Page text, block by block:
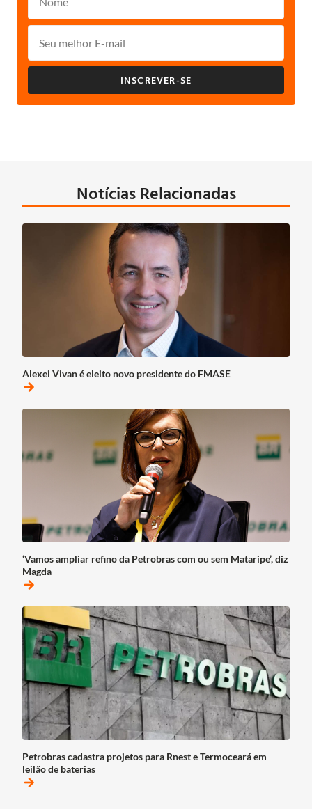
INSCREVER-SE
Notícias Relacionadas
Alexei Vivan é eleito novo presidente do FMASE
arrow_forward
‘Vamos ampliar refino da Petrobras com ou sem Mataripe’, diz
Magda
arrow_forward
Petrobras cadastra projetos para Rnest e Termoceará em
leilão de baterias
arrow_forward